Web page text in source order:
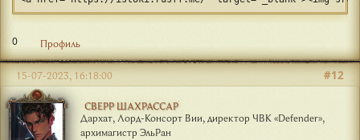
0 Профиль
СВЕРР ШАХРАССАР
Дархат, Лорд-Консорт Вии, директор ЧВК «Defender»,
архимагистр ЭльРан
#12
15-07-2023, 16:18:00